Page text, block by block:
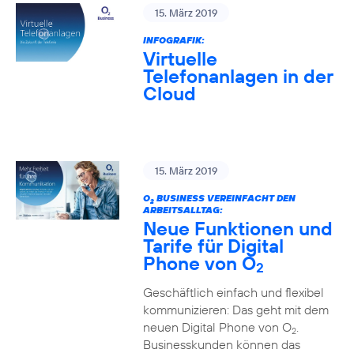
15. März 2019
INFOGRAFIK:
Virtuelle
Telefonanlagen in der
Cloud
15. März 2019
O2BUSINESS VEREINFACHT DEN
ARBEITSALLTAG:
Neue Funktionen und
Tarife für Digital
Phone von O2
Geschäftlich einfach und flexibel
kommunizieren: Das geht mit dem
neuen Digital Phone von O2.
Businesskunden können das